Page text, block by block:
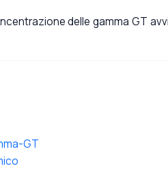
delle gamma GT
GT